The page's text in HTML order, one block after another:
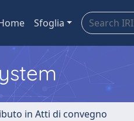
Sfoglia
in Atti di convegno